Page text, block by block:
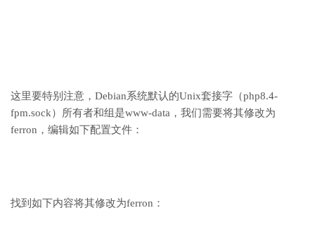
这里要特别注意，Debian系统默认的Unix套接字（php8.4-
fpm.sock）所有者和组是www-data，我们需要将其修改为
ferron，编辑如下配置文件：
找到如下内容将其修改为ferron：